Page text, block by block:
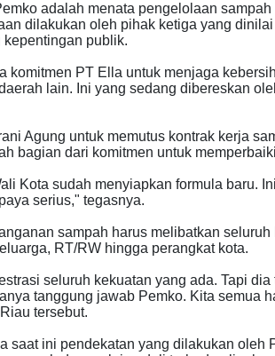
adalah menata pengelolaan
dilakukan oleh pihak ketiga yang
publik.
komitmen PT Ella untuk menjaga
lain. Ini yang sedang dibereskan
Agung untuk memutus kontrak kerja
bagian dari komitmen untuk
Kota sudah menyiapkan formula baru.
serius," tegasnya.
sampah harus melibatkan
RT/RW hingga perangkat kota.
seluruh kekuatan yang ada. Tapi
tanggung jawab Pemko. Kita semua
tersebut.
saat ini pendekatan yang dilakukan oleh